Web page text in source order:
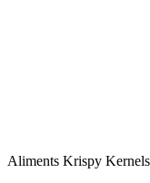
Aliments Krispy Kernels